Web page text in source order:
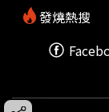
發燒熱搜